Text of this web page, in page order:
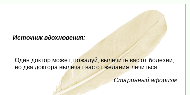
Источник вдохновения:
Один доктор может, пожалуй, вылечить вас от болезни,
но два доктора вылечат вас от желания лечиться.
Старинный афоризм